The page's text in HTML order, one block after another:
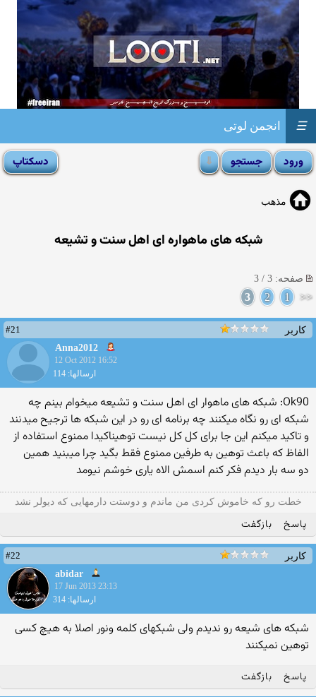
انجمن لوتی ☰
مذهب
شبكه های ماهواره ای اهل سنت و تشیعه
صفحه: 3 / 3
<<
1
2
3
کاربر
#21
Anna2012
12 Oct 2012 16:52
ارسالها: 114
Ok90: شبكه های ماهوار ای اهل سنت و تشیعه میخوام بینم چه
شبكه ای رو نگاه میكنند چه برنامه ای رو در این شبكه ها ترجیح میدنند
و تاكید میكنم این جا برای كل كل نیست توهیناكیدا ممنوع استفاده از
الفاظ كه باعث توهین به طرفین ممنوع فقط بگید چرا میبنید همین
دو سه بار دیدم فکر کنم اسمش الاه یاری خوشم نیومد
خطت رو که خاموش کردی من ماندم و دوستت دارمهایی که دیولر نشد
پاسخ بازگفت
کاربر
#22
abidar
17 Jun 2013 23:13
ارسالها: 314
شبکه های شیعه رو ندیدم ولی شبکهای کلمه ونور اصلا به هیچ کسی
توهین نمیکنند
پاسخ بازگفت